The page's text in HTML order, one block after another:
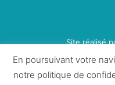
Site réalisé
En poursuivant votre
notre politique de